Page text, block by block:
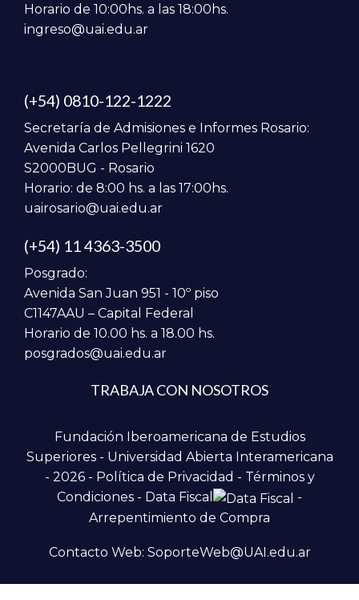
Horario de 10:00hs. a las 18:00hs.
ingreso@uai.edu.ar
(+54) 0810-122-1222
Secretaría de Admisiones e Informes Rosario:
Avenida Carlos Pellegrini 1620
S2000BUG - Rosario
Horario: de 8:00 hs. a las 17:00hs.
uairosario@uai.edu.ar
(+54) 11 4363-3500
Posgrado:
Avenida San Juan 951 - 10º piso
C1147AAU – Capital Federal
Horario de 10.00 hs. a 18.00 hs.
posgrados@uai.edu.ar
TRABAJA CON NOSOTROS
Fundación Iberoamericana de Estudios
Superiores - Universidad Abierta Interamericana
- 2026 - Política de Privacidad - Términos y
Condiciones - Data Fiscal
-
Arrepentimiento de Compra
Contacto Web: SoporteWeb@UAI.edu.ar